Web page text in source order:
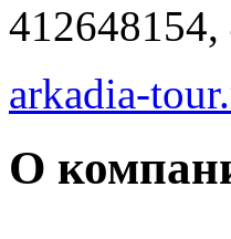
arkadia-
О